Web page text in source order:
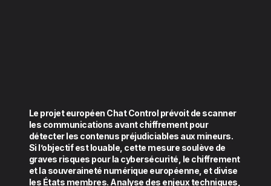
Le projet européen Chat Control prévoit de scanner
les communications avant chiffrement pour
détecter les contenus préjudiciables aux mineurs.
Si l’objectif est louable, cette mesure soulève de
graves risques pour la cybersécurité, le chiffrement
et la souveraineté numérique européenne, et divise
les États membres. Analyse des enjeux techniques,